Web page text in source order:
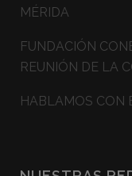
MÉRIDA
FUNDACIÓN
REUNIÓN DE LA
HABLAMOS CON